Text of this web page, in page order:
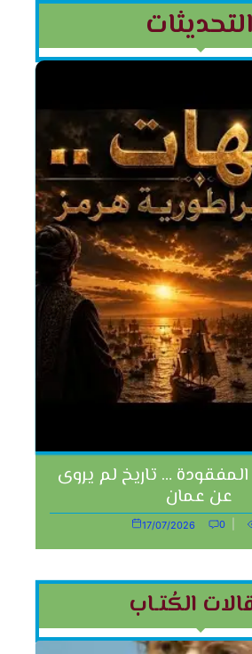
التحديثات
… تاريخ لم يروى
عن عمان
17/07/2026 0
الكُتـاب